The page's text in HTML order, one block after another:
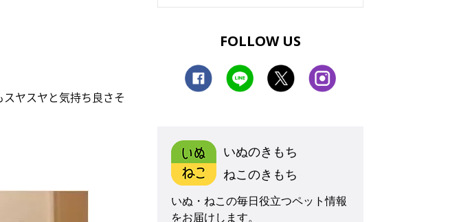
ヤスヤと気持ち良さそ
FOLLOW US
いぬのきもち
ねこのきもち
いぬ・ねこの毎日役立つペット情報
をお届けします。